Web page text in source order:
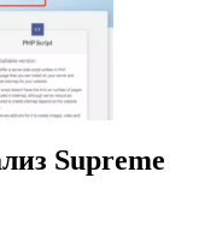
Supreme